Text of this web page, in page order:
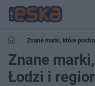
Znane marki, które
Znane
Łodzi i